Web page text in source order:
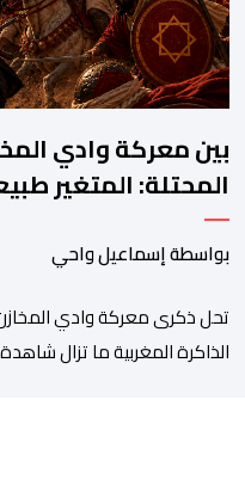
بين معركة وادي
المحتلة: المتغير
الصد الوطني
بواسطة إسماعيل واحي
تحل ذكرى معركة وادي
الذاكرة المغربية ما تزال